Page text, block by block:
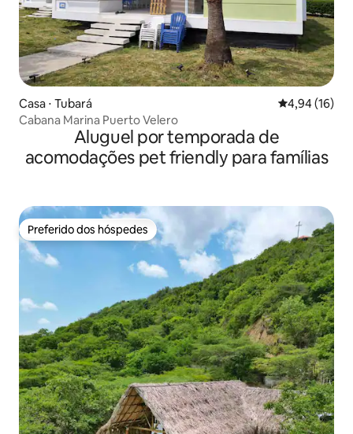
Casa ⋅ Tubará 4,94 de uma
4,94 (16)
Cabana Marina Puerto Velero
Aluguel por temporada de
acomodações pet friendly para famílias
Preferido dos hóspedes
Preferido dos hóspedes